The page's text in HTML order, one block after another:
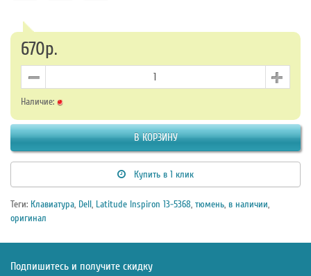
670р.
Наличие:
В КОРЗИНУ
Купить в 1 клик
Теги: Клавиатура, Dell, Latitude Inspiron 13-5368, тюмень, в наличии,
оригинал
Подпишитесь и получите скидку